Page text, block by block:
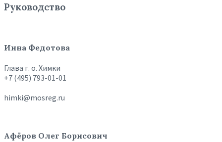
Руководство
Инна Федотова
Глава г. о. Химки
+7 (495) 793-01-01
himki@mosreg.ru
Афёров Олег Борисович